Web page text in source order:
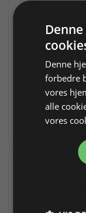
0,03 ct, ca. Ø 2,0
Pink, farvet. VS-1
Varenr. 806212
291,05 DKK
Info
Denne
forbedre
vores
alle
vores